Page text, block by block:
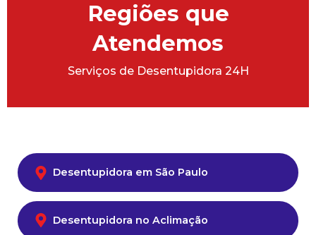
Regiões que
Atendemos
Serviços de Desentupidora 24H
Desentupidora em São Paulo
Desentupidora no Aclimação